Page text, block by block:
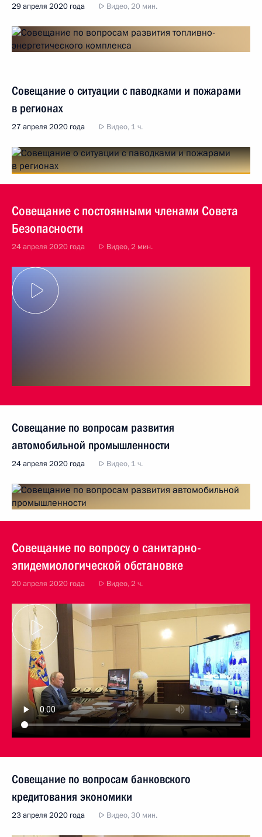
29 апреля 2020 года Видео, 20 мин.
Совещание о ситуации с паводками и пожарами
в регионах
27 апреля 2020 года Видео, 1 ч.
Совещание с постоянными членами Совета
Безопасности
24 апреля 2020 года Видео, 2 мин.
Совещание по вопросам развития
автомобильной промышленности
24 апреля 2020 года Видео, 1 ч.
Совещание по вопросу о санитарно-
эпидемиологической обстановке
20 апреля 2020 года Видео, 2 ч.
Совещание по вопросам банковского
кредитования экономики
23 апреля 2020 года Видео, 30 мин.